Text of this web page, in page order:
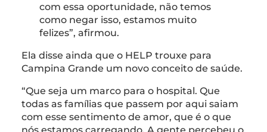
com essa oportunidade, não temos
como negar isso, estamos muito
felizes”, afirmou.
Ela disse ainda que o HELP trouxe para
Campina Grande um novo conceito de saúde.
“Que seja um marco para o hospital. Que
todas as famílias que passem por aqui saiam
com esse sentimento de amor, que é o que
nós estamos carregando. A gente percebeu o